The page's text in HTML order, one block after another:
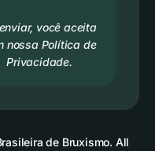
você aceita
nossa Política de
Privacidade.
de Bruxismo. All